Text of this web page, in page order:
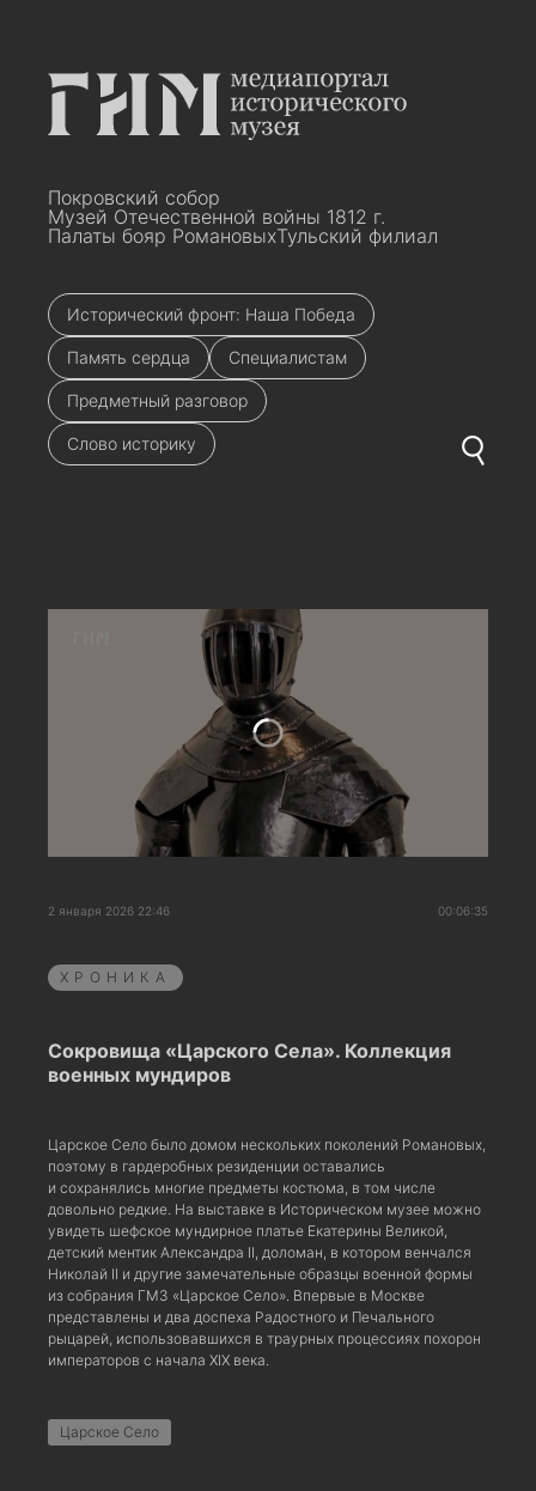
Покровский собор
Музей Отечественной войны 1812 г.
Палаты бояр РомановыхТульский филиал
Исторический фронт: Наша Победа
Память сердца Специалистам
Предметный разговор
Слово историку
2 января 2026 22:46 00:06:35
ХРОНИКА
Сокровища «Царского Села». Коллекция
военных мундиров
Царское Село было домом нескольких поколений Романовых,
поэтому в гардеробных резиденции оставались
и сохранялись многие предметы костюма, в том числе
довольно редкие. На выставке в Историческом музее можно
увидеть шефское мундирное платье Екатерины Великой,
детский ментик Александра II, доломан, в котором венчался
Николай II и другие замечательные образцы военной формы
из собрания ГМЗ «Царское Село». Впервые в Москве
представлены и два доспеха Радостного и Печального
рыцарей, использовавшихся в траурных процессиях похорон
императоров с начала XIX века.
Царское Село